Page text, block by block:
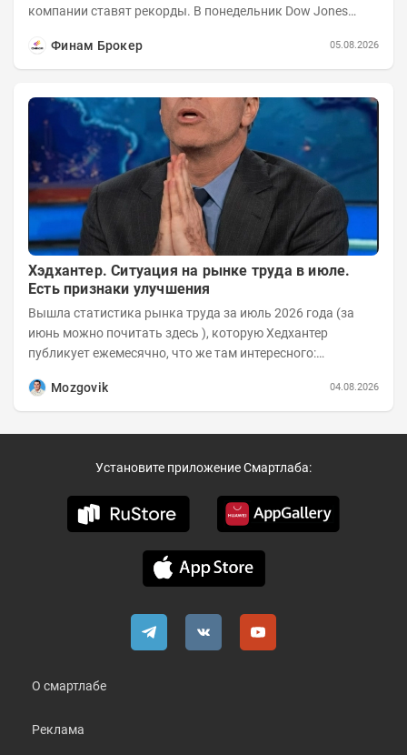
компании ставят рекорды. В понедельник Dow Jones
Финам Брокер
05.08.2026
Хэдхантер. Ситуация на рынке труда в июле.
Есть признаки улучшения
Вышла статистика рынка труда за июль 2026 года (за
июнь можно почитать здесь ), которую Хедхантер
публикует ежемесячно, что же там интересного:
Mozgovik
04.08.2026
Установите приложение Смартлаба:
О смартлабе
Реклама